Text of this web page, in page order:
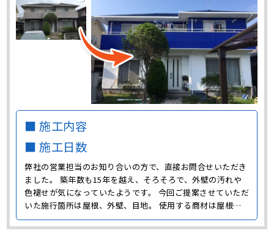
■ 施工内容
■ 施工日数
弊社の営業担当のお知り合いの方で、直接お問合せいただき
ました。 築年数も15年を越え、そろそろで、外壁の汚れや
色褪せが気になっていたようです。 今回ご提案させていただ
いた施行箇所は屋根、外壁、目地。 使用する商材は屋根に
はRGフッ素、外壁にはGWフッ素4F、こちらは耐候年数も長
く、親水性という雨水が汚れを浮かして洗い流す特性のある